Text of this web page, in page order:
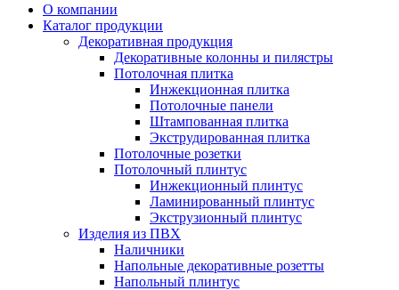
О компании
Каталог продукции
Декоративная продукция
Декоративные колонны и пилястры
Потолочная плитка
Инжекционная плитка
Потолочные панели
Штампованная плитка
Экструдированная плитка
Потолочные розетки
Потолочный плинтус
Инжекционный плинтус
Ламинированный плинтус
Экструзионный плинтус
Изделия из ПВХ
Наличники
Напольные декоративные розетты
Напольный плинтус